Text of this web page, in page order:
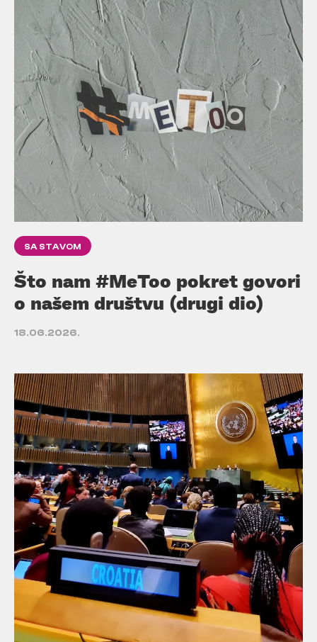
SA STAVOM
Što nam #MeToo pokret govori
o našem društvu (drugi dio)
18.06.2026.